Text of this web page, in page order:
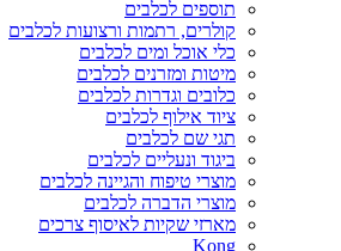
תוספים לכלבים
קולרים, רתמות ורצועות לכלבים
כלי אוכל ומים לכלבים
מיטות ומזרנים לכלבים
כלובים וגדרות לכלבים
ציוד אילוף לכלבים
תגי שם לכלבים
ביגוד ונעליים לכלבים
מוצרי טיפוח והגיינה לכלבים
מוצרי הדברה לכלבים
מארזי שקיות לאיסוף צרכים
Kong